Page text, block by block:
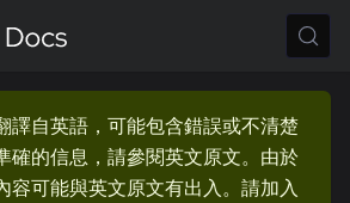
譯自英語，可能包含錯誤或不清楚
確的信息，請參閱英文原文。由於
容可能與英文原文有出入。請加入